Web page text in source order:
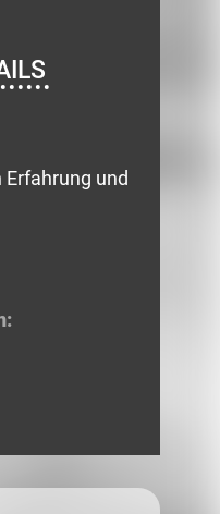
Erfahrung und